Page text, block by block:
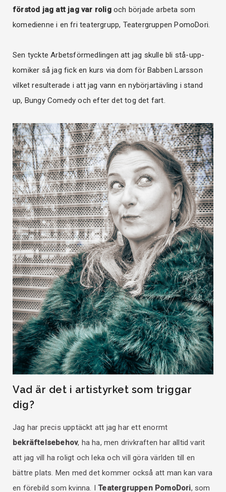
förstod jag att jag var roligoch började arbeta som
komedienne i en fri teatergrupp, Teatergruppen PomoDori.
Sen tyckte Arbetsförmedlingen att jag skulle bli stå-upp-
komiker så jag fick en kurs via dom för Babben Larsson
vilket resulterade i att jag vann en nybörjartävling i stand
up, Bungy Comedy och efter det tog det fart.
Vad är det i artistyrket som triggar
dig?
Jag har precis upptäckt att jag har ett enormt
bekräftelsebehov, ha ha, men drivkraften har alltid varit
att jag vill ha roligt och leka och vill göra världen till en
bättre plats. Men med det kommer också att man kan vara
en förebild som kvinna. ITeatergruppen PomoDori, som